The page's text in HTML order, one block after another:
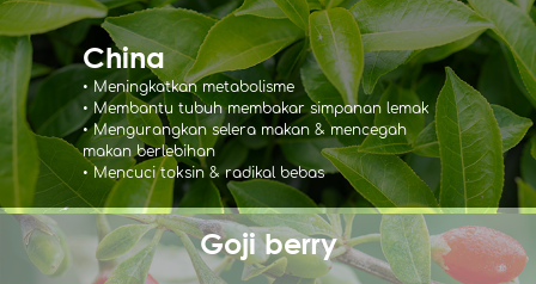
China
• Meningkatkan metabolisme
• Membantu tubuh membakar simpanan lemak
• Mengurangkan selera makan & mencegah
makan berlebihan
• Mencuci toksin & radikal bebas
Goji berry